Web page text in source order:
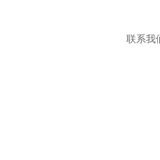
联系我